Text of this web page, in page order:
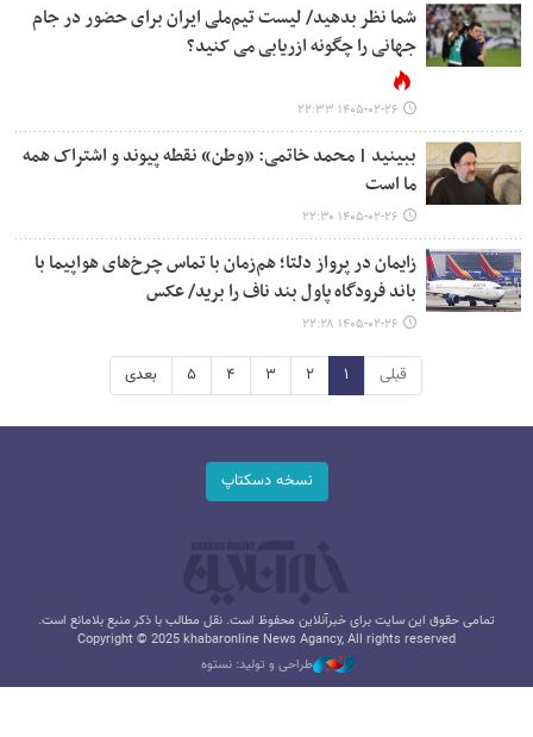
شما نظر بدهید/ لیست تیم‌ملی ایران برای حضور در جام
جهانی را چگونه ازریابی می کنید؟
۱۴۰۵-۰۲-۲۶ ۲۲:۳۳
ببینید | محمد خاتمی: «وطن» نقطه‌ پیوند و اشتراک همه
ما است
۱۴۰۵-۰۲-۲۶ ۲۲:۳۰
زایمان در پرواز دلتا؛ هم‌زمان با تماس چرخ‌های هواپیما با
باند فرودگاه پاول بند ناف را برید/ عکس
۱۴۰۵-۰۲-۲۶ ۲۲:۲۸
قبلی ۱ ۲ ۳ ۴ ۵ بعدی
نسخه دسکتاپ
تمامی حقوق این سایت برای خبرآنلاین محفوظ است. نقل مطالب با ذکر منبع بلامانع است.
Copyright © 2025 khabaronline News Agancy, All rights reserved
طراحی و تولید: نستوه